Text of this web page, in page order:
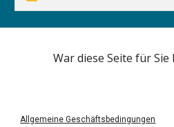
War diese Seite für Sie
Allgemeine Geschäftsbedingungen